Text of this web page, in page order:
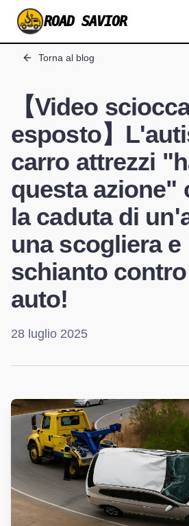
ROAD SAVIOR
Torna al blog
【Video
esposto】
carro attrezzi
questa azione"
la caduta di
una scogliera e
schianto
auto!
28 luglio 2025